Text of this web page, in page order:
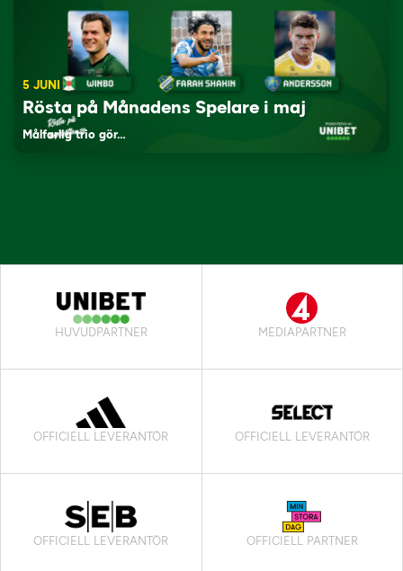
5 JUNI
Rösta på Månadens Spelare i maj
Målfarlig trio gör…
HUVUDPARTNER MEDIAPARTNER
OFFICIELL LEVERANTÖR OFFICIELL LEVERANTÖR
OFFICIELL LEVERANTÖR OFFICIELL PARTNER